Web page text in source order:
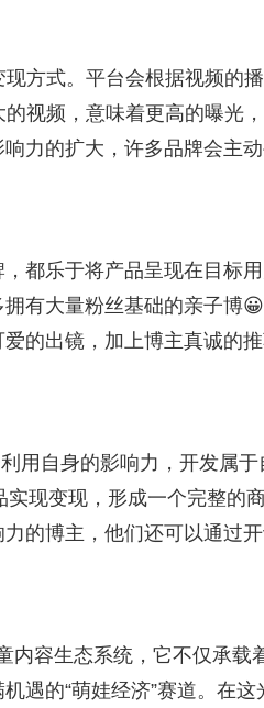
方式。平台会根据视频的
视频，意味着更高的曝光
力的扩大，许多品牌会主
都乐于将产品呈现在目标
有大量粉丝基础的亲子博
的出镜，加上博主真诚的
用自身的影响力，开发属
现变现，形成一个完整的
的博主，他们还可以通过
内容生态系统，它不仅承载
遇的“萌娃经济”赛道。在